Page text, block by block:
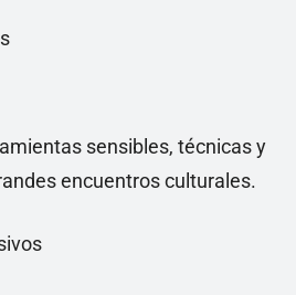
sensibles, técnicas y
encuentros culturales.